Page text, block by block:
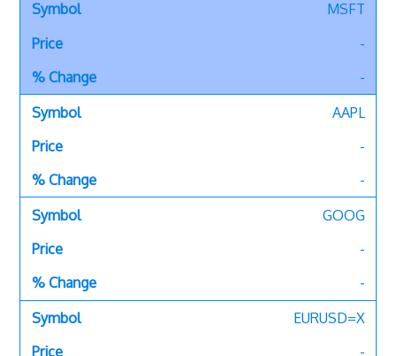
MSFT
-
-
AAPL
-
-
GOOG
-
-
EURUSD=X
-